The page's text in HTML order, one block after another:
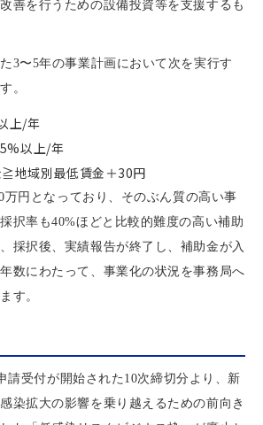
善を行うための設備投資等を支援するも
3〜5年の事業計画において次を実行す
。
上/年
以上/年
地域別最低賃金＋30円
万円となっており、そのぶん質の高い事
択率も40%ほどと比較的難度の高い補助
採択後、実績報告が終了し、補助金が入
数にわたって、事業化の状況を事務局へ
す。
請受付が開始された10次締切分より、新
染拡大の影響を乗り越えるための前向き